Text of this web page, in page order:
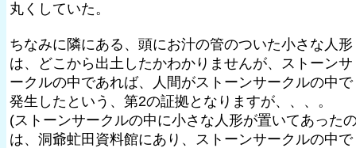
丸くしていた。
ちなみに隣にある、頭にお汁の管のついた小さな人形
は、どこから出土したかわかりませんが、ストーンサ
ークルの中であれば、人間がストーンサークルの中で
発生したという、第2の証拠となりますが、、、。
(ストーンサークルの中に小さな人形が置いてあった
は、洞爺虻田資料館にあり、ストーンサークルの中で